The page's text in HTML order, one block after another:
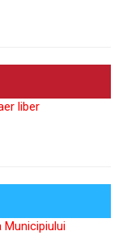
liber
Municipiului